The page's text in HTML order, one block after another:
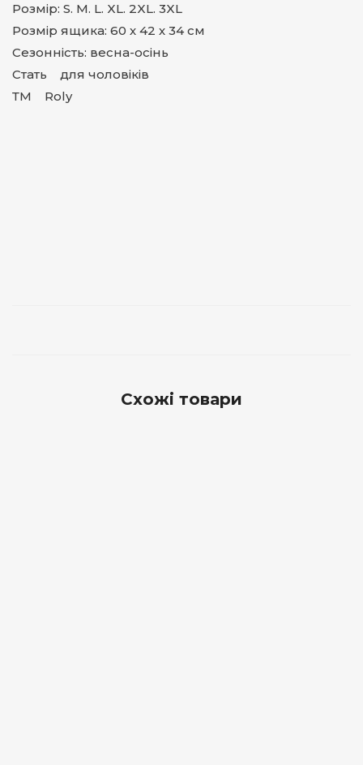
Розмір: S. M. L. XL. 2XL. 3XL
Розмір ящика: 60 х 42 х 34 см
Сезонність: весна-осінь
Стать для чоловіків
ТМ Roly
Схожі товари